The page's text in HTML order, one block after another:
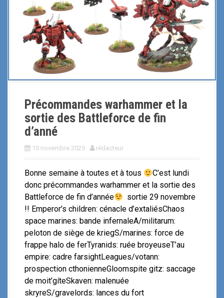
Précommandes warhammer et la
sortie des Battleforce de fin
d’anné
10 novembre 2025 rédacteur
Bonne semaine à toutes et à tous
C’est lundi
donc précommandes warhammer et la sortie des
Battleforce de fin d’année
sortie 29 novembre
!! Emperor’s children: cénacle d’extaliésChaos
space marines: bande infernaleA/militarum:
peloton de siège de kriegS/marines: force de
frappe halo de ferTyranids: ruée broyeuseT’au
empire: cadre farsightLeagues/votann:
prospection cthonienneGloomspite gitz: saccage
de moit’gíteSkaven: malenuée
skryreS/gravelords: lances du fort